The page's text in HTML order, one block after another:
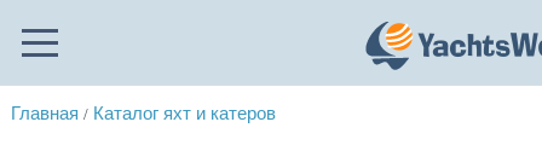
Главная / Каталог яхт и катеров